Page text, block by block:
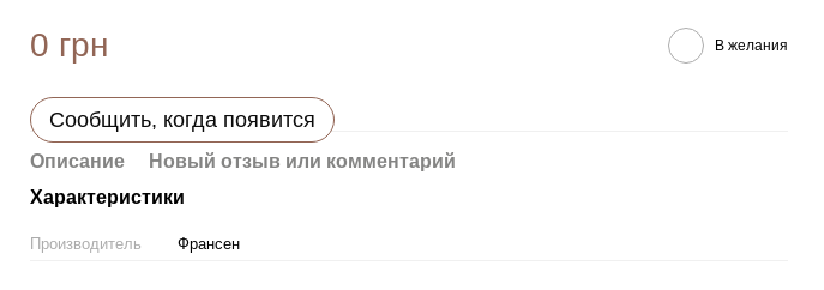
0 грн В желания
Сообщить, когда появится
Описание
Новый отзыв или комментарий
Характеристики
Производитель Франсен